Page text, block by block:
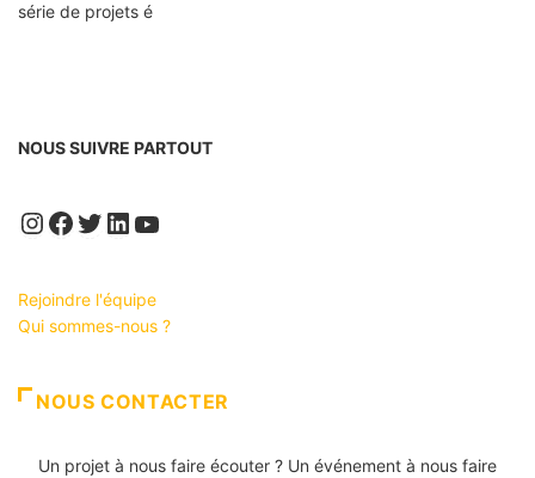
série de projets é
NOUS SUIVRE PARTOUT
Instagram
Facebook
Twitter
LinkedIn
YouTube
Rejoindre l'équipe
Qui sommes-nous ?
NOUS CONTACTER
Un projet à nous faire écouter ? Un événement à nous faire